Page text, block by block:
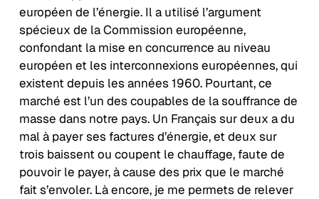
européen de l’énergie. Il a utilisé l’argument
spécieux de la Commission européenne,
confondant la mise en concurrence au niveau
européen et les interconnexions européennes, qui
existent depuis les années 1960. Pourtant, ce
marché est l’un des coupables de la souffrance de
masse dans notre pays. Un Français sur deux a du
mal à payer ses factures d’énergie, et deux sur
trois baissent ou coupent le chauffage, faute de
pouvoir le payer, à cause des prix que le marché
fait s’envoler. Là encore, je me permets de relever